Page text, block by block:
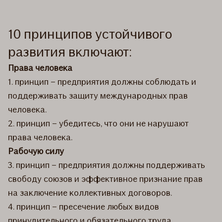
10 принципов устойчивого
развития включают:
Права человека
1. принцип – предприятия должны соблюдать и
поддерживать защиту международных прав
человека.
2. принцип – убедитесь, что они не нарушают
права человека.
Рабочую силу
3. принцип – предприятия должны поддерживать
свободу союзов и эффективное признание прав
на заключение коллективных договоров.
4. принцип – пресечение любых видов